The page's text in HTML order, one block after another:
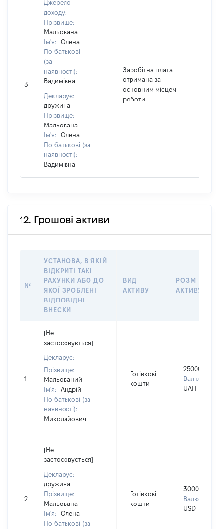
3
Джерело
доходу:
Прізвище:
Мальована
Ім'я:
Олена
По батькові
(за
наявності):
Вадимівна
Декларує:
дружина
Прізвище:
Мальована
Ім'я:
Олена
По батькові (за
наявності):
Вадимівна
Заробітна плата
отримана за
основним місцем
роботи
12. Грошові активи
№
УСТАНОВА, В ЯКІЙ
ВІДКРИТІ ТАКІ
РАХУНКИ АБО ДО
ЯКОЇ ЗРОБЛЕНІ
ВІДПОВІДНІ
ВНЕСКИ
ВИД
АКТИВУ
РОЗМІР
АКТИВУ
1
[Не
застосовується]
Декларує:
Прізвище:
Мальований
Ім'я:
Андрій
По батькові (за
наявності):
Миколайович
Готівкові
кошти
250000
Валюта:
UAH
2
[Не
застосовується]
Декларує:
дружина
Прізвище:
Мальована
Ім'я:
Олена
По батькові (за
Готівкові
кошти
30000
Валюта:
USD